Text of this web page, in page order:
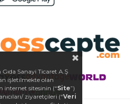
Sanayi Ticaret A.Ş
işletilmekte olan
internet sitesinin (“Site”)
ziyaretçileri (“Veri